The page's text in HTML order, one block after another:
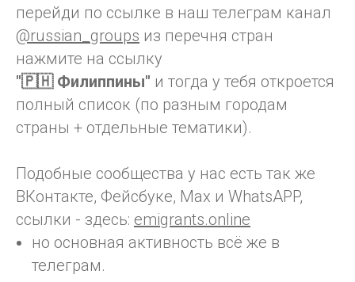
перейди по ссылке в наш телеграм канал
@russian_groups из перечня стран
нажмите на ссылку
"🇵🇭 Филиппины" и тогда у тебя откроется
полный список (по разным городам
страны + отдельные тематики).
Подобные сообщества у нас есть так же
ВКонтакте, Фейсбуке, Max и WhatsAPP,
ссылки - здесь: emigrants.online
но основная активность всё же в
телеграм.